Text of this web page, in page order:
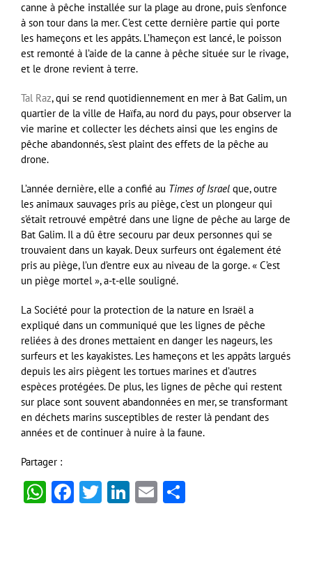
canne à pêche installée sur la plage au drone, puis s’enfonce
à son tour dans la mer. C’est cette dernière partie qui porte
les hameçons et les appâts. L’hameçon est lancé, le poisson
est remonté à l’aide de la canne à pêche située sur le rivage,
et le drone revient à terre.
Tal Raz, qui se rend quotidiennement en mer à Bat Galim, un
quartier de la ville de Haïfa, au nord du pays, pour observer la
vie marine et collecter les déchets ainsi que les engins de
pêche abandonnés, s’est plaint des effets de la pêche au
drone.
L’année dernière, elle a confié au Times of Israel que, outre
les animaux sauvages pris au piège, c’est un plongeur qui
s’était retrouvé empêtré dans une ligne de pêche au large de
Bat Galim. Il a dû être secouru par deux personnes qui se
trouvaient dans un kayak. Deux surfeurs ont également été
pris au piège, l’un d’entre eux au niveau de la gorge. « C’est
un piège mortel », a-t-elle souligné.
La Société pour la protection de la nature en Israël a
expliqué dans un communiqué que les lignes de pêche
reliées à des drones mettaient en danger les nageurs, les
surfeurs et les kayakistes. Les hameçons et les appâts largués
depuis les airs piègent les tortues marines et d’autres
espèces protégées. De plus, les lignes de pêche qui restent
sur place sont souvent abandonnées en mer, se transformant
en déchets marins susceptibles de rester là pendant des
années et de continuer à nuire à la faune.
Partager :
WhatsApp
Facebook
Twitter
LinkedIn
Email